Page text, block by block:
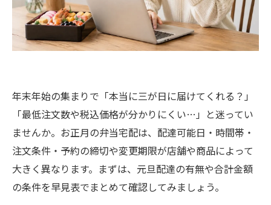
年末年始の集まりで「本当に三が日に届けてくれる？」
「最低注文数や税込価格が分かりにくい…」と迷ってい
ませんか。お正月の弁当宅配は、配達可能日・時間帯・
注文条件・予約の締切や変更期限が店舗や商品によって
大きく異なります。まずは、元旦配達の有無や合計金額
の条件を早見表でまとめて確認してみましょう。